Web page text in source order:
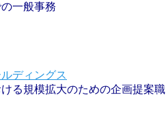
一般事務
る規模拡大のための企画提案職